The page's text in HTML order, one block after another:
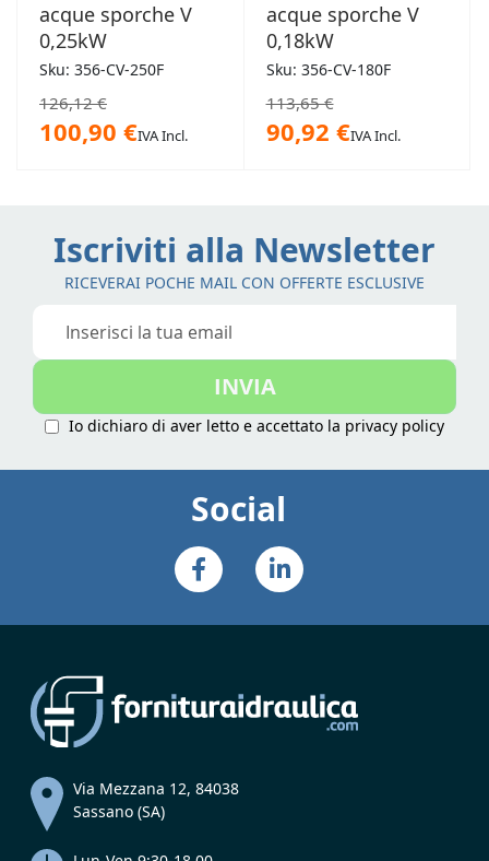
acque sporche V
0,25kW
Sku: 356-CV-250F
126,12 €
100,90 €IVA Incl.
acque sporche V
0,18kW
Sku: 356-CV-180F
113,65 €
90,92 €IVA Incl.
Iscriviti alla Newsletter
RICEVERAI POCHE MAIL CON OFFERTE ESCLUSIVE
nostra
INVIA
Io dichiaro di aver letto e accettato la privacy policy
Social
Via Mezzana 12, 84038
Sassano (SA)